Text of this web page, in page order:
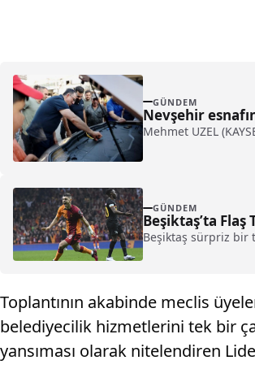
GÜNDEM
Nevşehir
Mehmet UZEL
GÜNDEM
Beşiktaş’ta
Beşiktaş sürpriz bir
Toplantının akabinde meclis
belediyecilik hizmetlerini tek bir
yansıması olarak nitelendiren